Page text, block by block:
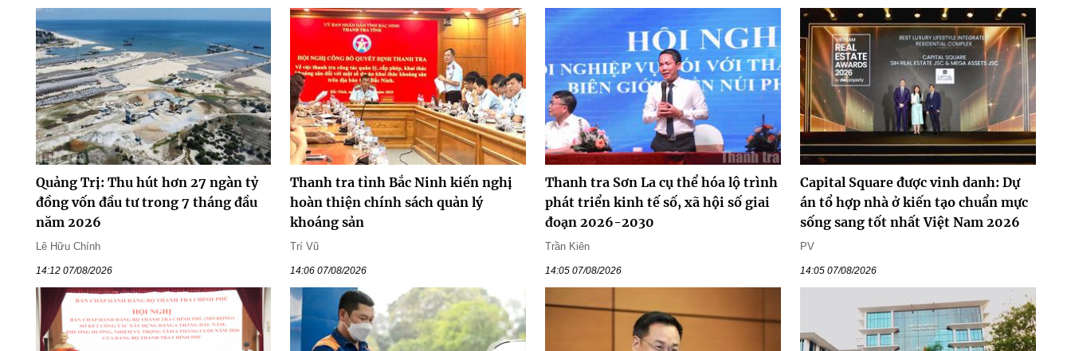
Quảng Trị: Thu hút hơn 27 ngàn tỷ
đồng vốn đầu tư trong 7 tháng đầu
năm 2026
Lê Hữu Chính
14:12 07/08/2026
Thanh tra tỉnh Bắc Ninh kiến nghị
hoàn thiện chính sách quản lý
khoáng sản
Trí Vũ
14:06 07/08/2026
Thanh tra Sơn La cụ thể hóa lộ trình
phát triển kinh tế số, xã hội số giai
đoạn 2026-2030
Trần Kiên
14:05 07/08/2026
Capital Square được vinh danh: Dự
án tổ hợp nhà ở kiến tạo chuẩn mực
sống sang tốt nhất Việt Nam 2026
PV
14:05 07/08/2026